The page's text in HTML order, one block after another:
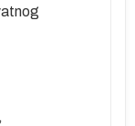
,